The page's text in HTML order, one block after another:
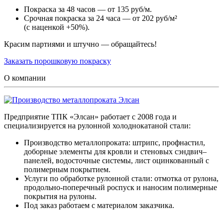
Покраска за 48 часов — от 135 руб/м.
Срочная покраска за 24 часа — от 202 руб/м²
(с наценкой +50%).
Красим партиями и штучно — обращайтесь!
Заказать порошковую покраску
О компании
Предприятие ТПК «Элсан» работает с 2008 года и
специализируется на рулонной холоднокатаной стали:
Производство металлопроката: штрипс, профнастил,
доборные элементы для кровли и стеновых сэндвич–
панелей, водосточные системы, лист оцинкованный с
полимерным покрытием.
Услуги по обработке рулонной стали: отмотка от рулона,
продольно-поперечный роспуск и наносим полимерные
покрытия на рулоны.
Под заказ работаем с материалом заказчика.